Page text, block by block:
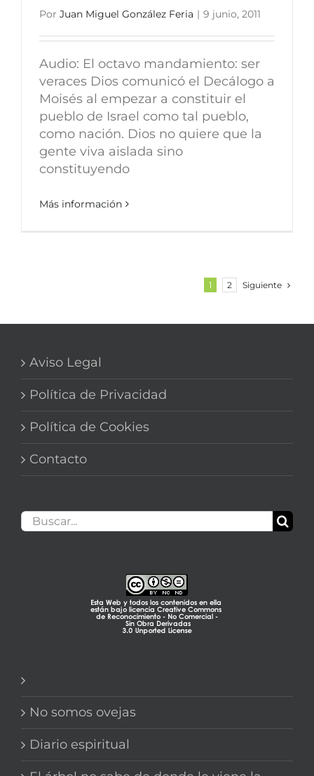
Por Juan Miguel González Feria | 9 junio, 2011
Audio: El octavo mandamiento: ser
veraces Dios comunicó el Decálogo a
Moisés al empezar a constituir el
pueblo de Israel como tal pueblo,
como nación. Dios no quiere que la
gente viva aislada sino
constituyendo
Más información
1 2 Siguiente
Aviso Legal
Política de Privacidad
Política de Cookies
Contacto
Buscar:
No somos ovejas
Diario espiritual